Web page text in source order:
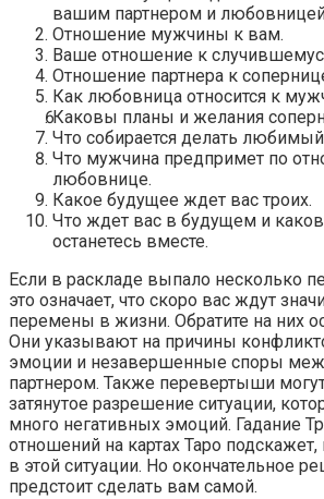
вашим партнером и
Отношение мужчины к вам.
Ваше отношение к
Отношение партнера к
Как любовница относится к
Каковы планы и желания
Что собирается делать
Что мужчина предпримет по
любовнице.
Какое будущее ждет вас троих.
Что ждет вас в будущем и
останетесь вместе.
Если в раскладе выпало несколько
это означает, что скоро вас ждут
перемены в жизни. Обратите на них
Они указывают на причины
эмоции и незавершенные споры
партнером. Также перевертыши
затянутое разрешение ситуации,
много негативных эмоций. Гадание
отношений на картах Таро подскажет,
в этой ситуации. Но окончательное
предстоит сделать вам самой.